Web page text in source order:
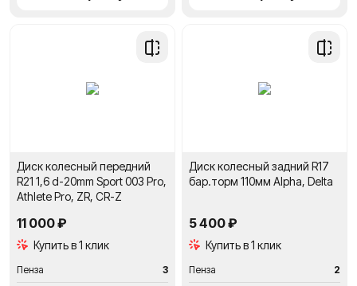
Добавить
Диск колесный передний
R21 1,6 d-20mm Sport 003 Pro,
Athlete Pro, ZR, CR-Z
11 000 ₽
Купить в 1 клик
Пенза 3
Диск колесный задний R17
бар.торм 110мм Alpha, Delta
5 400 ₽
Купить в 1 клик
Пенза 2